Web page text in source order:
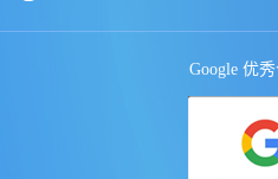
Google 优